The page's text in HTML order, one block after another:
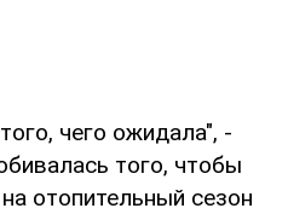
чего ожидала", -
того, чтобы
отопительный сезон